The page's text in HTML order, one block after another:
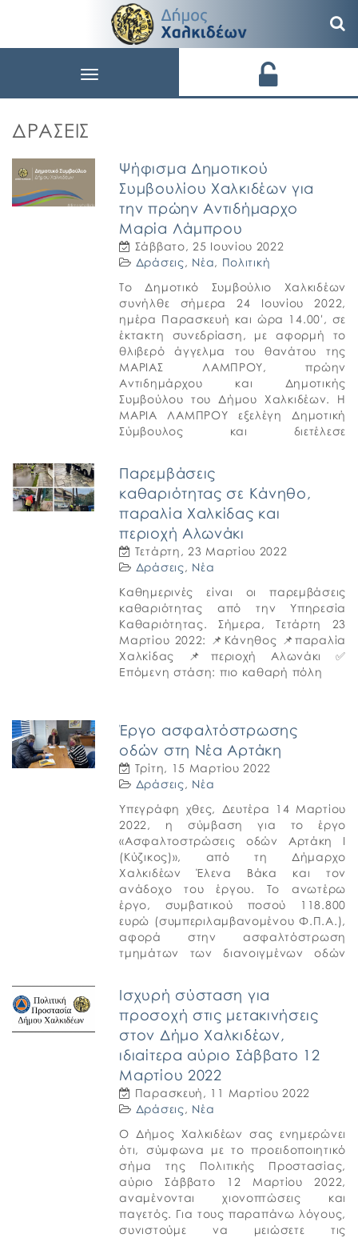
Toggle
ΔΡΆΣΕΙΣ
Ψήφισμα Δημοτικού
Συμβουλίου Χαλκιδέων για
την πρώην Αντιδήμαρχο
Μαρία Λάμπρου
Σάββατο, 25 Ιουνίου 2022
Δράσεις, Νέα, Πολιτική
Το Δημοτικό Συμβούλιο Χαλκιδέων
συνήλθε σήμερα 24 Ιουνίου 2022,
ημέρα Παρασκευή και ώρα 14.00′, σε
έκτακτη συνεδρίαση, με αφορμή το
θλιβερό άγγελμα του θανάτου της
ΜΑΡΙΑΣ ΛΑΜΠΡΟΥ, πρώην
Αντιδημάρχου και Δημοτικής
Συμβούλου του Δήμου Χαλκιδέων. Η
ΜΑΡΙΑ ΛΑΜΠΡΟΥ εξελέγη Δημοτική
Σύμβουλος και διετέλεσε
1999-2002 επί […]
Παρεμβάσεις
καθαριότητας σε Κάνηθο,
παραλία Χαλκίδας και
περιοχή Αλωνάκι
Τετάρτη, 23 Μαρτίου 2022
Δράσεις, Νέα
Καθημερινές είναι οι παρεμβάσεις
καθαριότητας από την Υπηρεσία
Καθαριότητας. Σήμερα, Τετάρτη 23
Μαρτίου 2022: 📌Κάνηθος 📌παραλία
Χαλκίδας 📌περιοχή Αλωνάκι ✅
Επόμενη στάση: πιο καθαρή πόλη
Έργο ασφαλτόστρωσης
οδών στη Νέα Αρτάκη
Τρίτη, 15 Μαρτίου 2022
Δράσεις, Νέα
Υπεγράφη χθες, Δευτέρα 14 Μαρτίου
2022, η σύμβαση για το έργο
«Ασφαλτοστρώσεις οδών Αρτάκη Ι
(Κύζικος)», από τη Δήμαρχο
Χαλκιδέων Έλενα Βάκα και τον
ανάδοχο του έργου. Το ανωτέρω
έργο, συμβατικού ποσού 118.800
ευρώ (συμπεριλαμβανομένου Φ.Π.Α.),
αφορά στην ασφαλτόστρωση
τμημάτων των διανοιγμένων οδών
ασφαλτοστρωθούν τμήματα της […]
Ισχυρή σύσταση για
προσοχή στις μετακινήσεις
στον Δήμο Χαλκιδέων,
ιδιαίτερα αύριο Σάββατο 12
Μαρτίου 2022
Παρασκευή, 11 Μαρτίου 2022
Δράσεις, Νέα
Ο Δήμος Χαλκιδέων σας ενημερώνει
ότι, σύμφωνα με το προειδοποιητικό
σήμα της Πολιτικής Προστασίας,
αύριο Σάββατο 12 Μαρτίου 2022,
αναμένονται χιονοπτώσεις και
παγετός. Για τους παραπάνω λόγους,
συνιστούμε να μειώσετε τις